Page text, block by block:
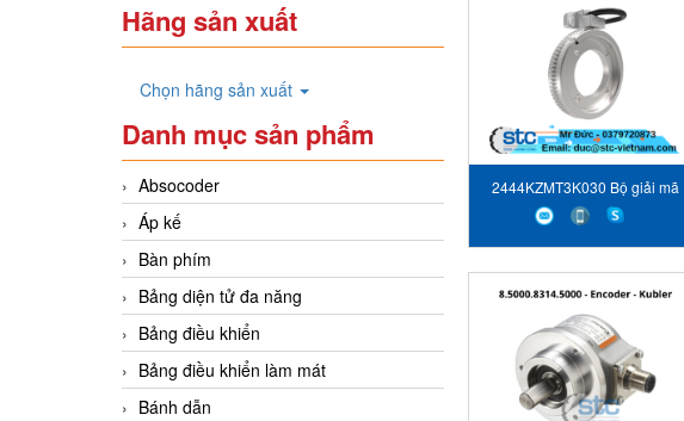
Hãng sản xuất
Chọn hãng sản xuất
Danh mục sản phẩm
Absocoder
Áp kế
Bàn phím
Bảng diện tử đa năng
Bảng điều khiển
Bảng điều khiển làm mát
Bánh dẫn
2444KZMT3K030 Bộ giải mã
xung Lenord Bauer